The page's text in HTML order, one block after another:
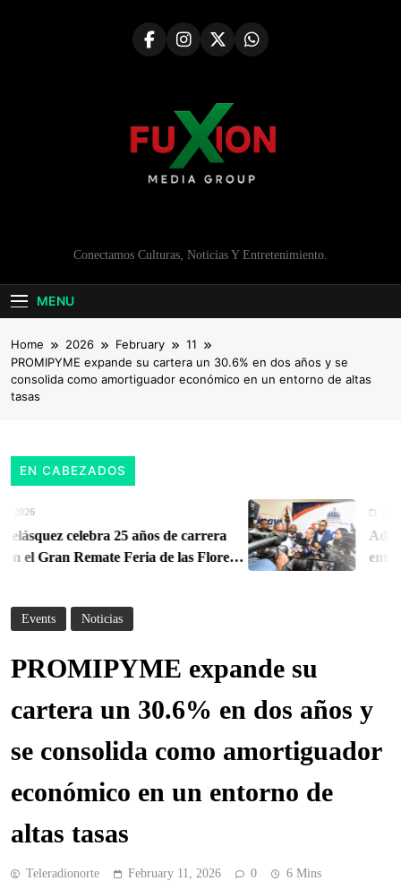
Conectamos Culturas, Noticias Y Entretenimiento.
MENU
Home 2026 February
11
PROMIPYME expande su cartera un 30.6% en dos años y se
consolida como amortiguador económico en un entorno de altas
tasas
EN CABEZADOS
celebra 25 años de carrera
Gran Remate Feria de las Flores
August 6,
entrega
Events Noticias
PROMIPYME expande su
cartera un 30.6% en dos años y
se consolida como amortiguador
económico en un entorno de
altas tasas
Teleradionorte February 11, 2026 0 6 Mins